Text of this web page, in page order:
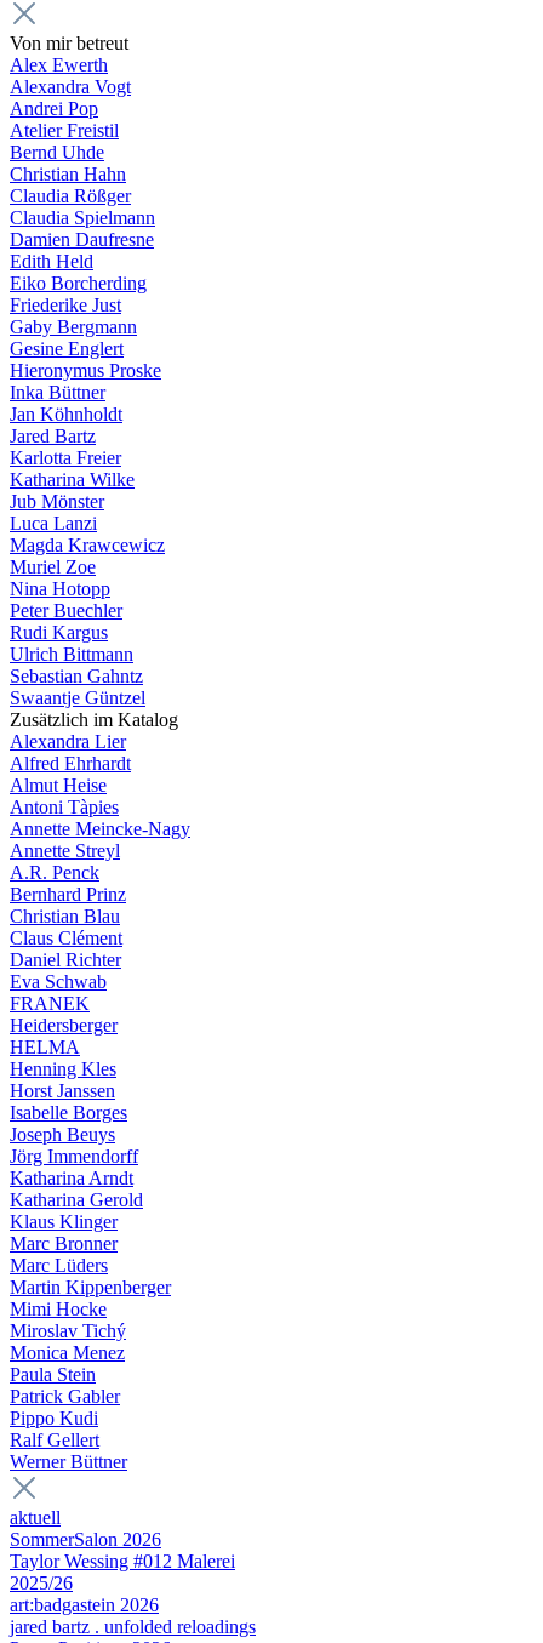
Von mir betreut
Alex Ewerth
Alexandra Vogt
Andrei Pop
Atelier Freistil
Bernd Uhde
Christian Hahn
Claudia Rößger
Claudia Spielmann
Damien Daufresne
Edith Held
Eiko Borcherding
Friederike Just
Gaby Bergmann
Gesine Englert
Hieronymus Proske
Inka Büttner
Jan Köhnholdt
Jared Bartz
Karlotta Freier
Katharina Wilke
Jub Mönster
Luca Lanzi
Magda Krawcewicz
Muriel Zoe
Nina Hotopp
Peter Buechler
Rudi Kargus
Ulrich Bittmann
Sebastian Gahntz
Swaantje Güntzel
Zusätzlich im Katalog
Alexandra Lier
Alfred Ehrhardt
Almut Heise
Antoni Tàpies
Annette Meincke-Nagy
Annette Streyl
A.R. Penck
Bernhard Prinz
Christian Blau
Claus Clément
Daniel Richter
Eva Schwab
FRANEK
Heidersberger
HELMA
Henning Kles
Horst Janssen
Isabelle Borges
Joseph Beuys
Jörg Immendorff
Katharina Arndt
Katharina Gerold
Klaus Klinger
Marc Bronner
Marc Lüders
Martin Kippenberger
Mimi Hocke
Miroslav Tichý
Monica Menez
Paula Stein
Patrick Gabler
Pippo Kudi
Ralf Gellert
Werner Büttner
aktuell
SommerSalon 2026
Taylor Wessing #012 Malerei
2025/26
art:badgastein 2026
jared bartz . unfolded reloadings